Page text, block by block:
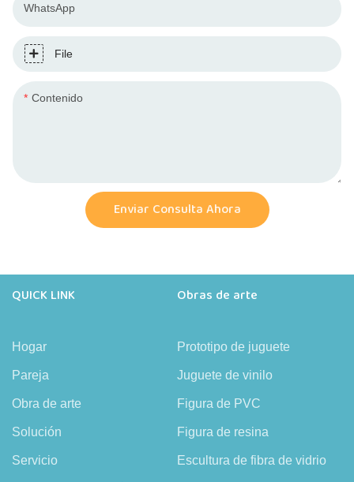
WhatsApp
File
Contenido
Enviar Consulta Ahora
QUICK LINK
Hogar
Pareja
Obra de arte
Solución
Servicio
Obras de arte
Prototipo de juguete
Juguete de vinilo
Figura de PVC
Figura de resina
Escultura de fibra de vidrio